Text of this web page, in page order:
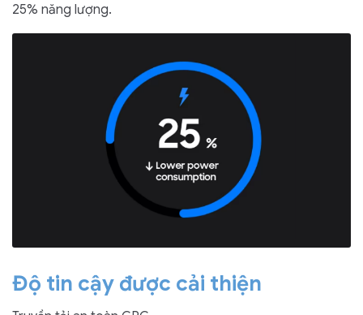
25% năng lượng.
Độ tin cậy được cải thiện